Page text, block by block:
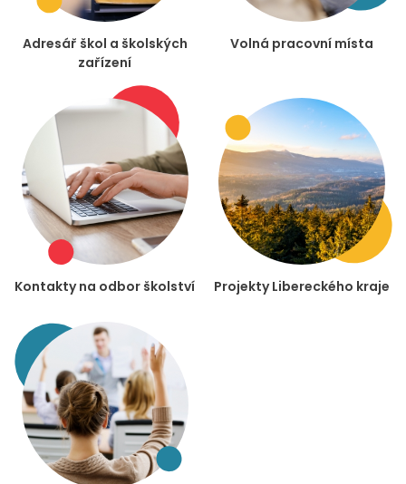
Adresář škol a školských
zařízení
Volná pracovní místa
Kontakty na odbor školství Projekty Libereckého kraje